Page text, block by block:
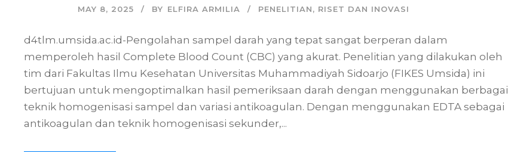
MAY 8, 2025 BY ELFIRA ARMILIA PENELITIAN, RISET DAN INOVASI
d4tlm.umsida.ac.id-Pengolahan sampel darah yang tepat sangat berperan dalam
memperoleh hasil Complete Blood Count (CBC) yang akurat. Penelitian yang dilakukan oleh
tim dari Fakultas Ilmu Kesehatan Universitas Muhammadiyah Sidoarjo (FIKES Umsida) ini
bertujuan untuk mengoptimalkan hasil pemeriksaan darah dengan menggunakan berbagai
teknik homogenisasi sampel dan variasi antikoagulan. Dengan menggunakan EDTA sebagai
antikoagulan dan teknik homogenisasi sekunder,...